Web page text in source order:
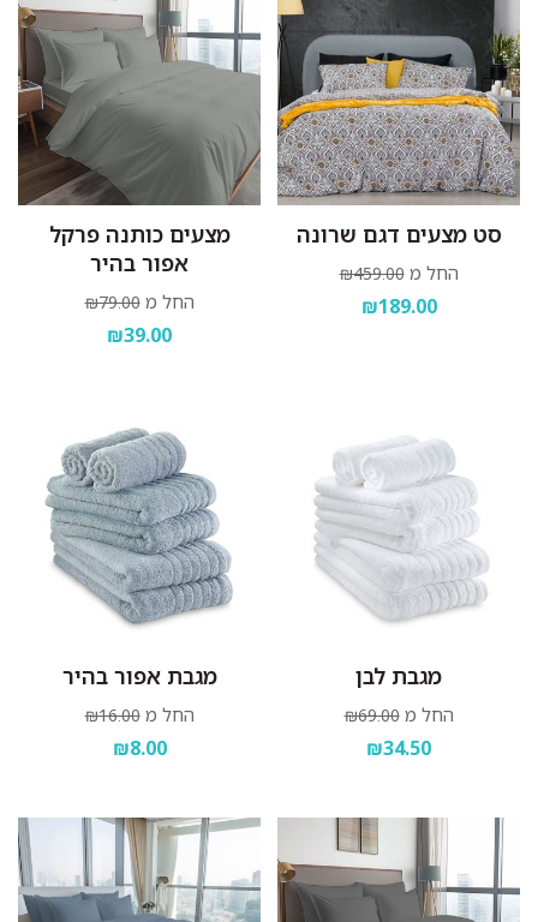
סט מצעים דגם שרונה
החל מ ₪459.00
₪189.00
מצעים כותנה פרקל
אפור בהיר
החל מ ₪79.00
₪39.00
מגבת לבן
החל מ ₪69.00
₪34.50
מגבת אפור בהיר
החל מ ₪16.00
₪8.00